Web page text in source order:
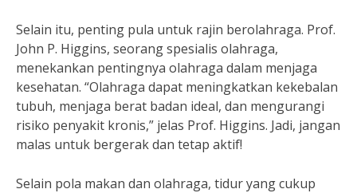
Selain itu, penting pula untuk rajin berolahraga. Prof.
John P. Higgins, seorang spesialis olahraga,
menekankan pentingnya olahraga dalam menjaga
kesehatan. “Olahraga dapat meningkatkan kekebalan
tubuh, menjaga berat badan ideal, dan mengurangi
risiko penyakit kronis,” jelas Prof. Higgins. Jadi, jangan
malas untuk bergerak dan tetap aktif!
Selain pola makan dan olahraga, tidur yang cukup